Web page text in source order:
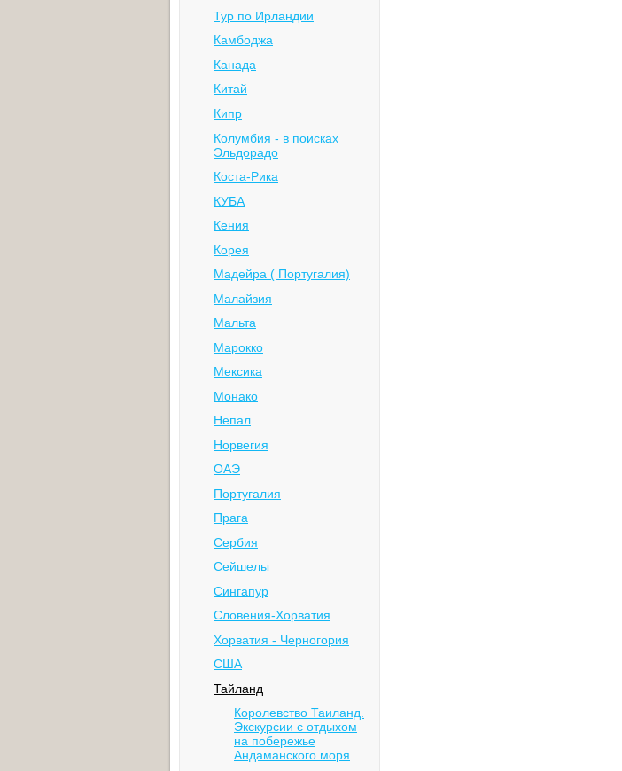
Тур по Ирландии
Камбоджа
Канада
Китай
Кипр
Колумбия - в поисках
Эльдорадо
Коста-Рика
КУБА
Кения
Корея
Мадейра ( Португалия)
Малайзия
Мальта
Марокко
Мексика
Монако
Непал
Норвегия
ОАЭ
Португалия
Прага
Сербия
Сейшелы
Сингапур
Словения-Хорватия
Хорватия - Черногория
США
Тайланд
Королевство Таиланд.
Экскурсии с отдыхом
на побережье
Андаманского моря